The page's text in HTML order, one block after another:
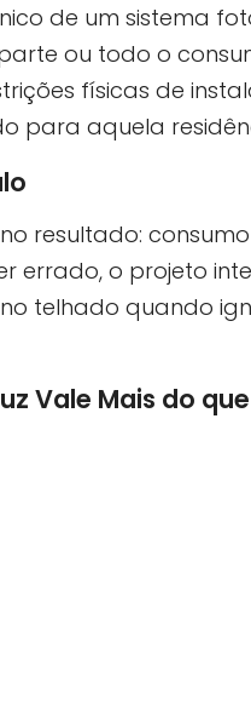
de um sistema
ou todo o
físicas de
para aquela
resultado:
errado, o projeto
telhado quando
Vale Mais do